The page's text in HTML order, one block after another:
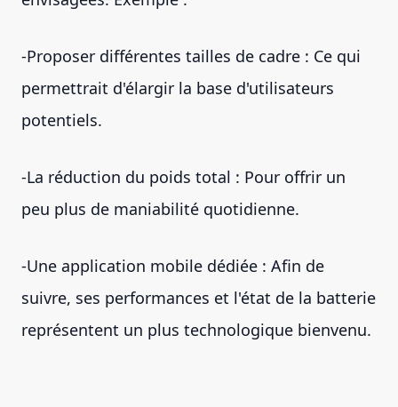
-Proposer différentes tailles de cadre : Ce qui
permettrait d'élargir la base d'utilisateurs
potentiels.
-La réduction du poids total : Pour offrir un
peu plus de maniabilité quotidienne.
-Une application mobile dédiée : Afin de
suivre, ses performances et l'état de la batterie
représentent un plus technologique bienvenu.